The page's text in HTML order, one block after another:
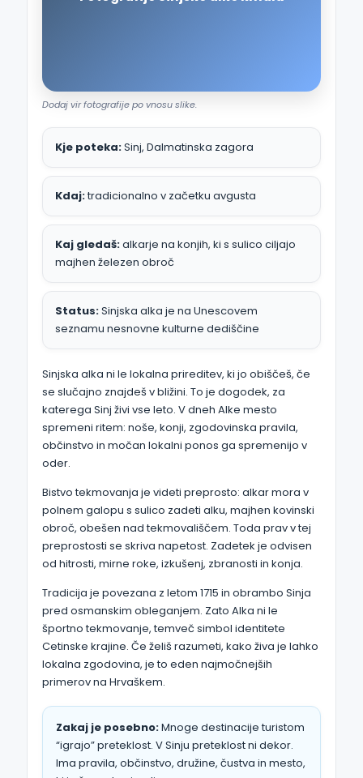
Dodaj vir fotografije po vnosu slike.
Kje poteka:Sinj, Dalmatinska zagora
Kdaj:tradicionalno v začetku avgusta
Kaj gledaš:alkarje na konjih, ki s sulico ciljajo
majhen železen obroč
Status:Sinjska alka je na Unescovem
seznamu nesnovne kulturne dediščine
Sinjska alka ni le lokalna prireditev, ki jo obiščeš, če
se slučajno znajdeš v bližini. To je dogodek, za
katerega Sinj živi vse leto. V dneh Alke mesto
spremeni ritem: noše, konji, zgodovinska pravila,
občinstvo in močan lokalni ponos ga spremenijo v
oder.
Bistvo tekmovanja je videti preprosto: alkar mora v
polnem galopu s sulico zadeti alku, majhen kovinski
obroč, obešen nad tekmovališčem. Toda prav v tej
preprostosti se skriva napetost. Zadetek je odvisen
od hitrosti, mirne roke, izkušenj, zbranosti in konja.
Tradicija je povezana z letom 1715 in obrambo Sinja
pred osmanskim obleganjem. Zato Alka ni le
športno tekmovanje, temveč simbol identitete
Cetinske krajine. Če želiš razumeti, kako živa je lahko
lokalna zgodovina, je to eden najmočnejših
primerov na Hrvaškem.
Zakaj je posebno:Mnoge destinacije turistom
“igrajo” preteklost. V Sinju preteklost ni dekor.
Ima pravila, občinstvo, družine, čustva in mesto,